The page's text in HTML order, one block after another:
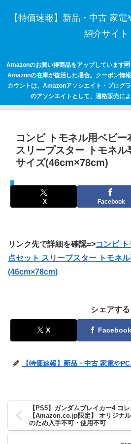
【特価速報】新品・中古 家
紹介サイト
Amazonのお買い得商品をアップしています🆙
Amazonの在庫が復活した場合。クーポン情
カウントは、Amazonアソシエイト・プログ
のアソシエイトとして、適格販売に
コンビ トモネル用ベビー
スリープスター トモネル
サイズ(46cm×78cm)
セールハンター 激安情報まとめサイト
X Facebook
リンク先で詳細を確認=>コンビ
点セット スリープスター トモネ
(46cm×78cm)
シェアする
X Facebook
【特価速報】新品・中古 家電や
【PS5】ガンダムブレイカー4 コ
【Amazon.co.jp限定】 オリジナ
のため入手不可・使用不可